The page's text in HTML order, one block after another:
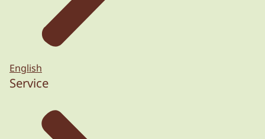
English
Service